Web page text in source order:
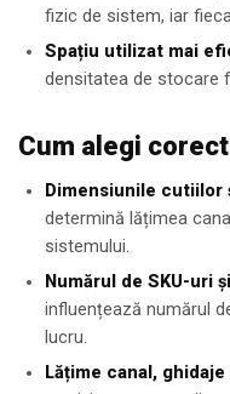
fizic de sistem, iar
Spațiu utilizat mai
densitatea de stocare
Cum alegi
Dimensiunile
determină lățimea
sistemului.
Numărul de SKU-uri
influențează numărul
lucru.
Lățime canal,